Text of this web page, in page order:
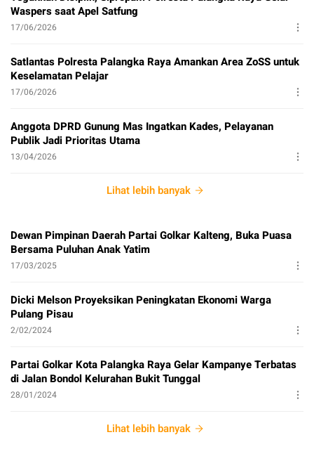
Waspers saat Apel Satfung
17/06/2026
Satlantas Polresta Palangka Raya Amankan Area ZoSS untuk
Keselamatan Pelajar
17/06/2026
Anggota DPRD Gunung Mas Ingatkan Kades, Pelayanan
Publik Jadi Prioritas Utama
13/04/2026
Lihat lebih banyak
Dewan Pimpinan Daerah Partai Golkar Kalteng, Buka Puasa
Bersama Puluhan Anak Yatim
17/03/2025
Dicki Melson Proyeksikan Peningkatan Ekonomi Warga
Pulang Pisau
2/02/2024
Partai Golkar Kota Palangka Raya Gelar Kampanye Terbatas
di Jalan Bondol Kelurahan Bukit Tunggal
28/01/2024
Lihat lebih banyak